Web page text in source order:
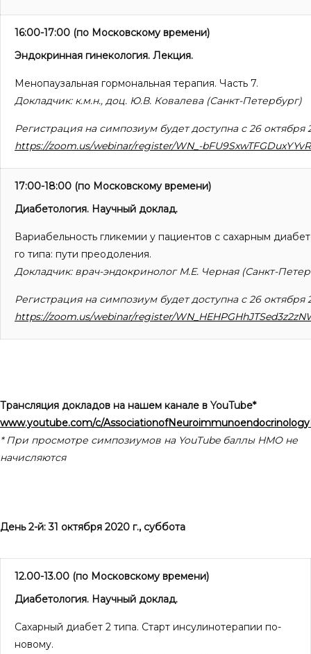
16:00-17:00 (по Московскому времени)
Эндокринная гинекология. Лекция.
Менопаузальная гормональная терапия. Часть 7.
Докладчик: к.м.н., доц. Ю.В. Ковалева (Санкт-Петербург)
Регистрация на симпозиум будет доступна с 26 октября
https://zoom.us/webinar/register/WN_-
17:00-18:00 (по Московскому времени)
Диабетология. Научный доклад.
Вариабельность гликемии у пациентов с сахарным
го типа: пути преодоления.
Докладчик: врач-эндокринолог М.Е. Черная (Санкт-
Регистрация на симпозиум будет доступна с 26 октября
https://zoom.us/webinar/register/
Трансляция докладов на нашем канале в YouTube*
www.youtube.com/c/
* При просмотре симпозиумов на YouTubeбаллы НМО не
начисляются
День 2-й: 31 октября 2020 г., суббота
12.00-13.00 (по Московскому времени)
Диабетология. Научный доклад.
Сахарный диабет 2 типа. Старт инсулинотерапии по-
новому.